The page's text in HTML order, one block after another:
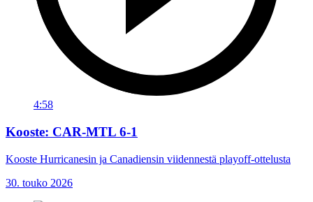
4:58
Kooste: CAR-MTL 6-1
Kooste Hurricanesin ja Canadiensin viidennestä playoff-ottelusta
30. touko 2026